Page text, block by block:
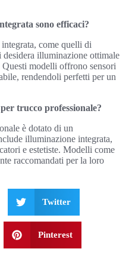
sono efficaci?
come quelli di
illuminazione ottimale
modelli offrono sensori
rendendoli perfetti per un
trucco professionale?
è dotato di un
illuminazione integrata,
e estetiste. Modelli come
raccomandati per la loro
Twitter
Pinterest